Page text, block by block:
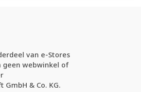
van e-Stores
geen webwinkel of
& Co. KG.